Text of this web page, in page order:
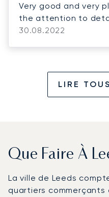
Very good and very
the attention to
30.08.2022
LIRE
Que Faire À
La ville de Leeds
quartiers commerçants